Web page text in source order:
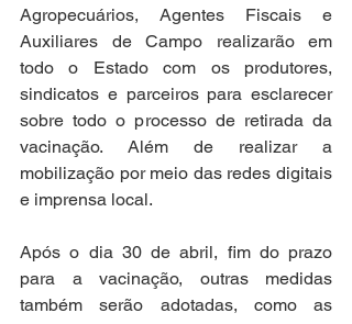
Agropecuários, Agentes Fiscais e
Auxiliares de Campo realizarão em
todo o Estado com os produtores,
sindicatos e parceiros para esclarecer
sobre todo o processo de retirada da
vacinação. Além de realizar a
mobilização por meio das redes digitais
e imprensa local.
Após o dia 30 de abril, fim do prazo
para a vacinação, outras medidas
também serão adotadas, como as